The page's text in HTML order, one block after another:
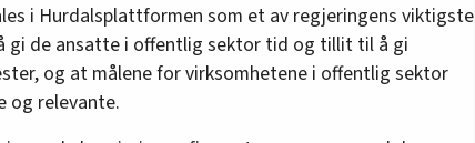
i Hurdalsplattformen som et av regjeringens viktigste
gi de ansatte i offentlig sektor tid og tillit til å gi
og at målene for virksomhetene i offentlig sektor
og relevante.